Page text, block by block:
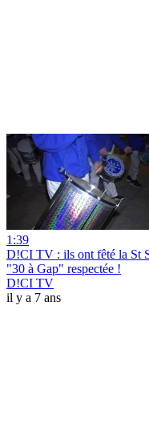
1:39
D!CI TV : ils ont fêté la St
"30 à Gap" respectée !
D!CI TV
il y a 7 ans